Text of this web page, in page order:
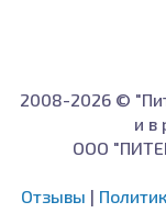
2008-2026 ©
и в
ООО
Отзывы |